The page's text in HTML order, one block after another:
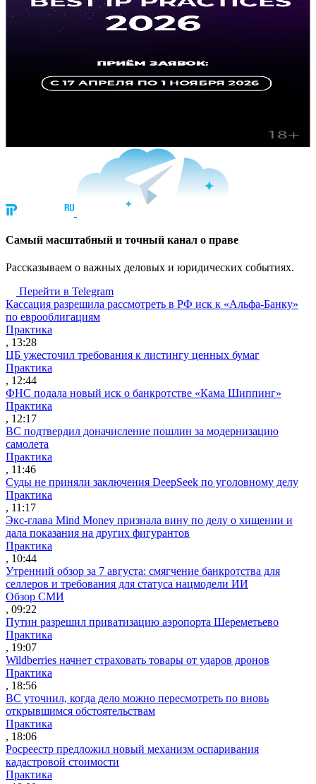
Cамый масштабный и точный канал о праве
Рассказываем о важных деловых и юридических событиях.
Перейти в Telegram
Кассация разрешила рассмотреть в РФ иск к «Альфа-Банку»
по еврооблигациям
Практика
, 13:28
ЦБ ужесточил требования к листингу ценных бумаг
Практика
, 12:44
ФНС подала новый иск о банкротстве «Кама Шиппинг»
Практика
, 12:17
ВС подтвердил доначисление пошлин за модернизацию
самолета
Практика
, 11:46
Суды не приняли заключения DeepSeek по уголовному делу
Практика
, 11:17
Экс-глава Mind Money признала вину по делу о хищении и
дала показания на других фигурантов
Практика
, 10:44
Утренний обзор за 7 августа: смягчение банкротства для
селлеров и требования для статуса нацмодели ИИ
Обзор СМИ
, 09:22
Путин разрешил приватизацию аэропорта Шереметьево
Практика
, 19:07
Wildberries начнет страховать товары от ударов дронов
Практика
, 18:56
ВС уточнил, когда дело можно пересмотреть по вновь
открывшимся обстоятельствам
Практика
, 18:06
Росреестр предложил новый механизм оспаривания
кадастровой стоимости
Практика